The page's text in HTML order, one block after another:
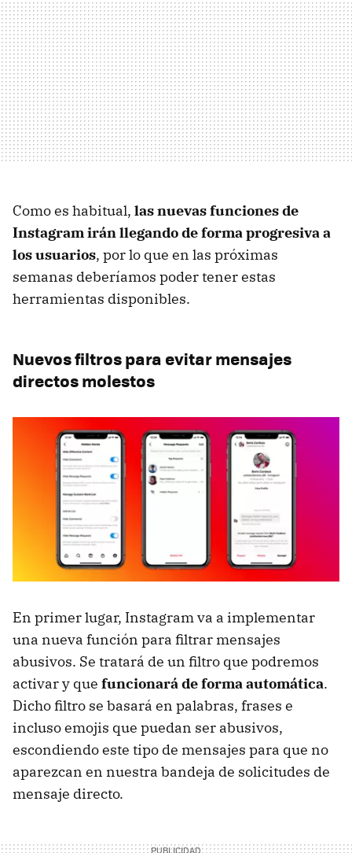
Como es habitual, las nuevas funciones de
Instagram irán llegando de forma progresiva a
los usuarios, por lo que en las próximas
semanas deberíamos poder tener estas
herramientas disponibles.
Nuevos filtros para evitar mensajes
directos molestos
En primer lugar, Instagram va a implementar
una nueva función para filtrar mensajes
abusivos. Se tratará de un filtro que podremos
activar y que funcionará de forma automática.
Dicho filtro se basará en palabras, frases e
incluso emojis que puedan ser abusivos,
escondiendo este tipo de mensajes para que no
aparezcan en nuestra bandeja de solicitudes de
mensaje directo.